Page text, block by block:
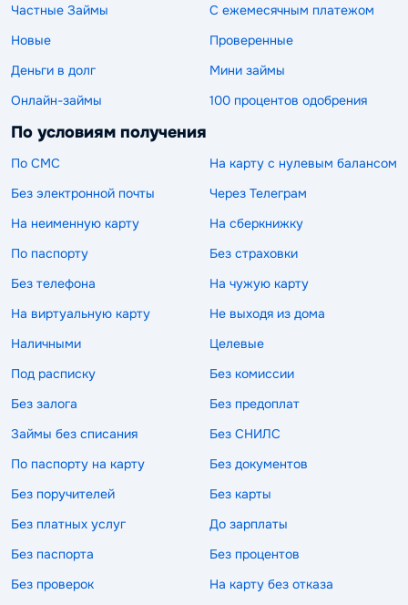
Частные Займы
С ежемесячным платежом
Новые
Проверенные
Деньги в долг
Мини займы
Онлайн-займы
100 процентов одобрения
По условиям получения
По СМС
На карту с нулевым балансом
Без электронной почты
Через Телеграм
На неименную карту
На сберкнижку
По паспорту
Без страховки
Без телефона
На чужую карту
На виртуальную карту
Не выходя из дома
Наличными
Целевые
Под расписку
Без комиссии
Без залога
Без предоплат
Займы без списания
Без СНИЛС
По паспорту на карту
Без документов
Без поручителей
Без карты
Без платных услуг
До зарплаты
Без паспорта
Без процентов
Без проверок
На карту без отказа